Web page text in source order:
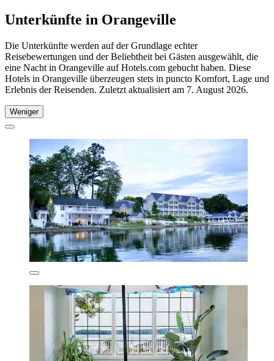
Unterkünfte in Orangeville
Die Unterkünfte werden auf der Grundlage echter
Reisebewertungen und der Beliebtheit bei Gästen ausgewählt, die
eine Nacht in Orangeville auf Hotels.com gebucht haben. Diese
Hotels in Orangeville überzeugen stets in puncto Komfort, Lage und
Erlebnis der Reisenden. Zuletzt aktualisiert am 7. August 2026.
Weniger